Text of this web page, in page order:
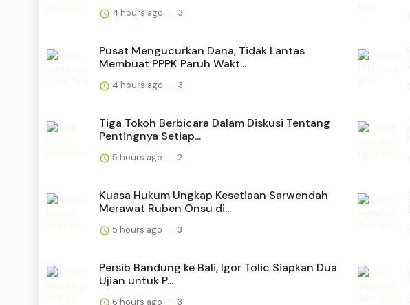
4 hours ago 3
Pusat Mengucurkan Dana, Tidak Lantas
Membuat PPPK Paruh Wakt...
4 hours ago 3
Tiga Tokoh Berbicara Dalam Diskusi Tentang
Pentingnya Setiap...
5 hours ago 2
Kuasa Hukum Ungkap Kesetiaan Sarwendah
Merawat Ruben Onsu di...
5 hours ago 3
Persib Bandung ke Bali, Igor Tolic Siapkan Dua
Ujian untuk P...
6 hours ago 3